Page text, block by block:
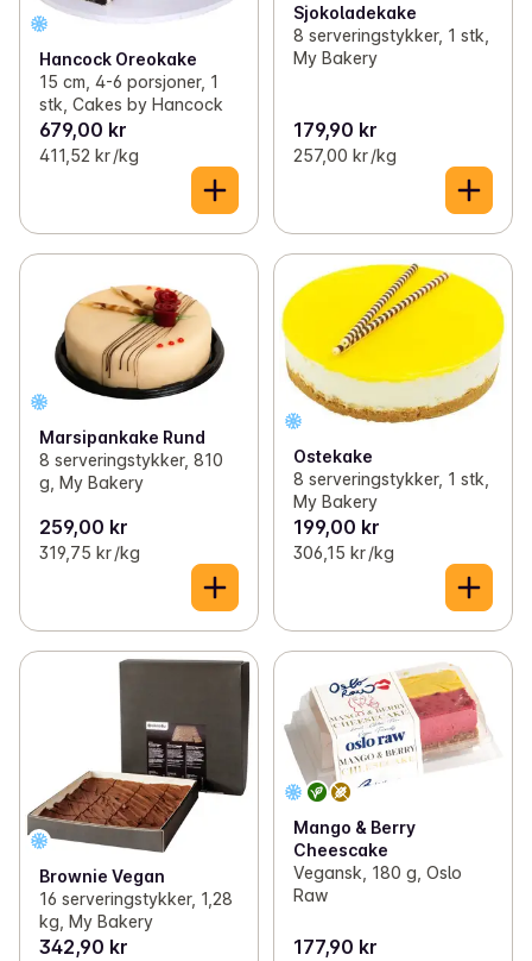
✓ (119)
✓ Brød til middag (32)
✓ Kjeks til ost
Påsmurte lefser (8)
Hancock Oreokake
15 cm, 4-6 porsjoner, 1
stk, Cakes by Hancock
679,00 kr
411,52 kr /kg
Sjokoladekake
8 serveringstykker, 1 stk,
My Bakery
179,90 kr
257,00 kr /kg
Marsipankake Rund
8 serveringstykker, 810
g, My Bakery
259,00 kr
319,75 kr /kg
Ostekake
8 serveringstykker, 1 stk,
My Bakery
199,00 kr
306,15 kr /kg
Brownie Vegan
16 serveringstykker, 1,28
kg, My Bakery
342,90 kr
Mango & Berry
Cheescake
Vegansk, 180 g, Oslo
Raw
177,90 kr